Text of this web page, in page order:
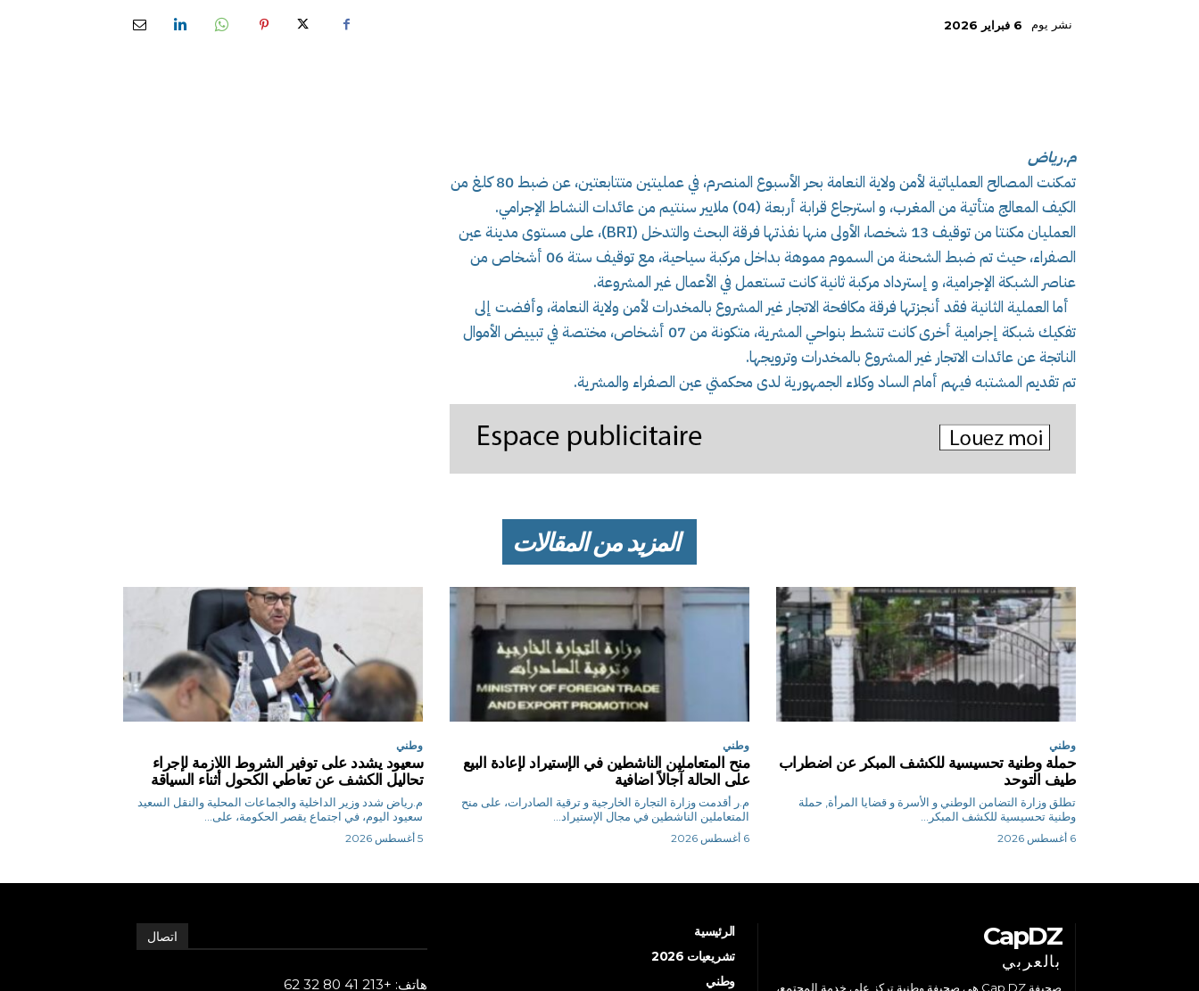
نشر يوم 6 فبراير 2026
م.رياض
تمكنت المصالح العملياتية لأمن ولاية النعامة بحر الأسبوع المنصرم، في عمليتين متتابعتين، عن ضبط 80 كلغ من
الكيف المعالج متأتية من المغرب، و استرجاع قرابة أربعة (04) ملايير سنتيم من عائدات النشاط الإجرامي.
العمليان مكنتا من توقيف 13 شخصا، الأولى منها نفذتها فرقة البحث والتدخل (BRI)، على مستوى مدينة عين
الصفراء، حيث تم ضبط الشحنة من السموم مموهة بداخل مركبة سياحية، مع توقيف ستة 06 أشخاص من
عناصر الشبكة الإجرامية، و إسترداد مركبة ثانية كانت تستعمل في الأعمال غير المشروعة.
أما العملية الثانية فقد أنجزتها فرقة مكافحة الاتجار غير المشروع بالمخدرات لأمن ولاية النعامة، وأفضت إلى
تفكيك شبكة إجرامية أخرى كانت تنشط بنواحي المشرية، متكونة من 07 أشخاص، مختصة في تبييض الأموال
الناتجة عن عائدات الاتجار غير المشروع بالمخدرات وترويجها.
تم تقديم المشتبه فيهم أمام الساد وكلاء الجمهورية لدى محكمتي عين الصفراء والمشرية.
المزيد من المقالات
وطني
حملة وطنية تحسيسية للكشف المبكر عن اضطراب
طيف التوحد
تطلق وزارة التضامن الوطني و الأسرة و قضايا المرأة, حملة
وطنية تحسيسية للكشف المبكر...
6 أغسطس 2026
وطني
منح المتعاملين الناشطين في الإستيراد لإعادة البيع
على الحالة آجالاً اضافية
م.ر أقدمت وزارة التجارة الخارجية و ترقية الصادرات، على منح
المتعاملين الناشطين في مجال الإستيراد...
6 أغسطس 2026
وطني
سعيود يشدد على توفير الشروط اللازمة لإجراء
تحاليل الكشف عن تعاطي الكحول أثناء السياقة
م.رياض شدد وزير الداخلية والجماعات المحلية والنقل السعيد
سعيود اليوم، في اجتماع يقصر الحكومة، على...
5 أغسطس 2026
CapDZ
بالعربي
صحيفة Cap DZ هي صحيفة وطنية تركز على خدمة المجتمع،
الرئيسية
تشريعيات 2026
وطني
اتصال
هاتف: +213 41 80 32 62